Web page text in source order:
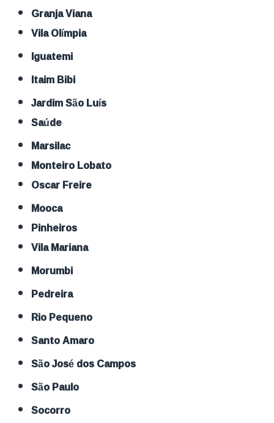
Granja Viana
Vila Olímpia
Iguatemi
Itaim Bibi
Jardim São Luís
Saúde
Marsilac
Monteiro Lobato
Oscar Freire
Mooca
Pinheiros
Vila Mariana
Morumbi
Pedreira
Rio Pequeno
Santo Amaro
São José dos Campos
São Paulo
Socorro